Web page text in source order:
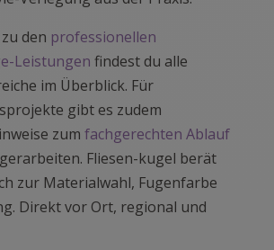
den professionellen
Leistungen findest du alle
im Überblick. Für
gibt es zudem
zum fachgerechten Ablauf
Fliesen-kugel berät
zur Materialwahl, Fugenfarbe
Direkt vor Ort, regional und